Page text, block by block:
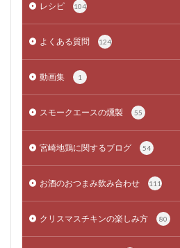
レシピ 104
よくある質問 124
動画集 1
スモークエースの燻製 55
宮崎地鶏に関するブログ 54
お酒のおつまみ飲み合わせ 111
クリスマスチキンの楽しみ方 80